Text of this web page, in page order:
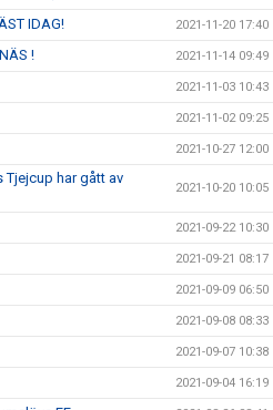
IDAG! 2021-11-20 17:40
! 2021-11-14 09:49
2021-11-03 10:43
2021-11-02 09:25
2021-10-27 12:00
Tjejcup har gått av
2021-10-20 10:05
2021-09-22 10:30
2021-09-21 08:17
2021-09-09 06:50
2021-09-08 08:33
2021-09-07 10:38
2021-09-04 16:19